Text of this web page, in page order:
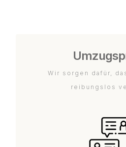
Wir sorgen dafür,
reibungslos